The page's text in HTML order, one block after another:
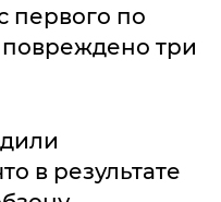
первого по
повреждено три
в результате